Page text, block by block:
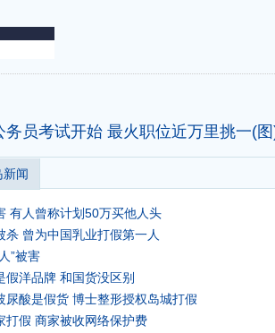
务员考试开始 最火职位近万里挑一(
新闻
有人曾称计划50万买他人头
杀 曾为中国乳业打假第一人
”被害
假洋品牌 和国货没区别
尿酸是假货 博士整形授权岛城打假
打假 商家被收网络保护费